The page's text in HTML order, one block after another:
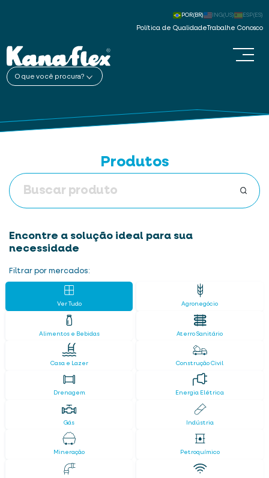
Política de Qualidade Trabalhe Conosco
POR(BR) ING(US) ESP(ES)
O que você procura?
Produtos
Encontre a solução ideal para sua
necessidade
Filtrar por mercados:
Ver Tudo Agronegócio
Alimentos e Bebidas Aterro Sanitário
Casa e Lazer Construção Civil
Drenagem Energia Elétrica
Gás Indústria
Mineração Petroquímico